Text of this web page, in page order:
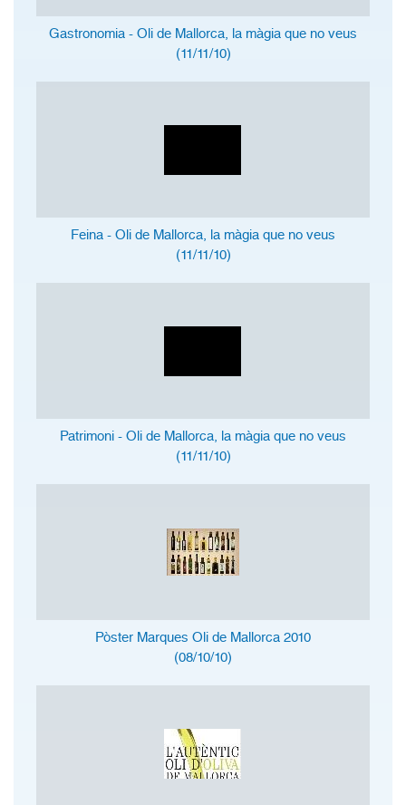
Gastronomia - Oli de Mallorca, la màgia que no veus
(11/11/10)
Feina - Oli de Mallorca, la màgia que no veus
(11/11/10)
Patrimoni - Oli de Mallorca, la màgia que no veus
(11/11/10)
Pòster Marques Oli de Mallorca 2010
(08/10/10)